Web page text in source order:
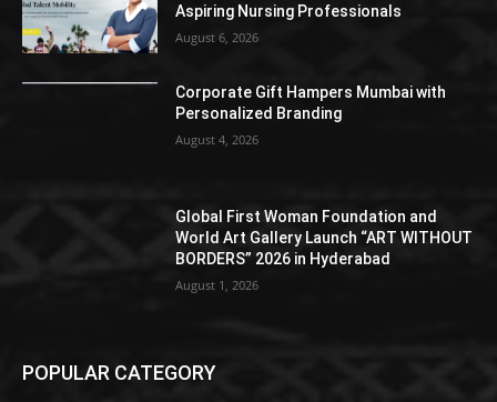
Aspiring Nursing Professionals
August 6, 2026
Corporate Gift Hampers Mumbai with
Personalized Branding
August 4, 2026
Global First Woman Foundation and
World Art Gallery Launch “ART WITHOUT
BORDERS” 2026 in Hyderabad
August 1, 2026
POPULAR CATEGORY